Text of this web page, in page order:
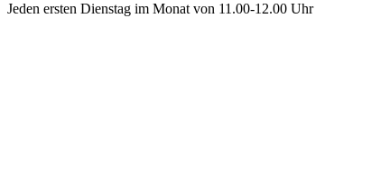
Jeden ersten Dienstag im Monat von 11.00-12.00 Uhr